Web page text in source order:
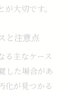
大切です。
と注意点
る主なケース
した場合があ
化が見つかる